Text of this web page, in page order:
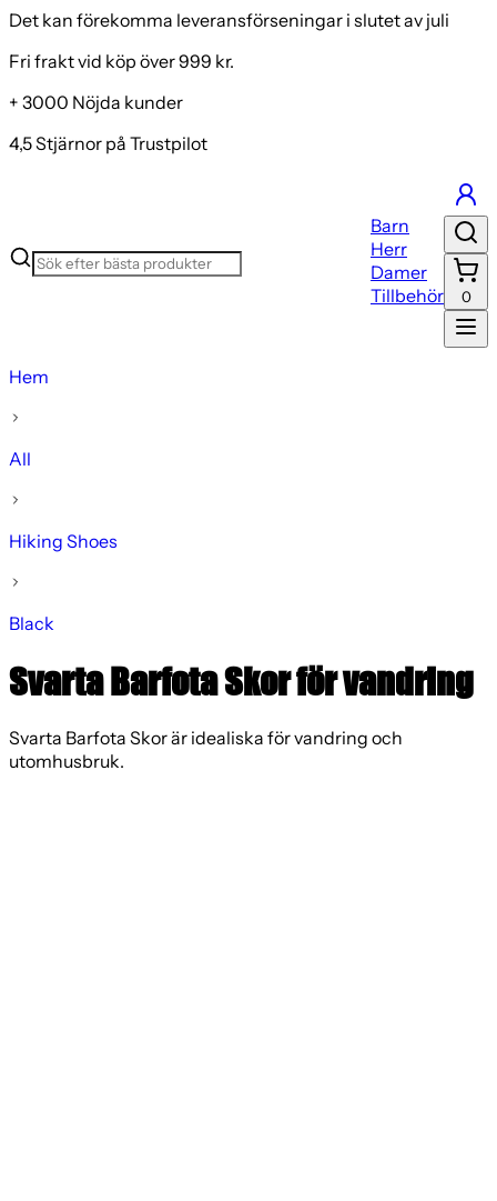
Det kan förekomma leveransförseningar i slutet av juli
Fri frakt vid köp över 999 kr.
+ 3000 Nöjda kunder
4,5 Stjärnor på Trustpilot
Barn
Herr
Damer
Tillbehör
0
Hem
All
Hiking Shoes
Black
Svarta Barfota Skor för vandring
Svarta Barfota Skor är idealiska för vandring och
utomhusbruk.